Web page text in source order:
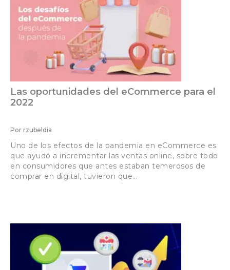
Las oportunidades del eCommerce para el
2022
Por rzubeldia
Uno de los efectos de la pandemia en eCommerce es
que ayudó a incrementar las ventas online, sobre todo
en consumidores que antes estaban temerosos de
comprar en digital, tuvieron que…